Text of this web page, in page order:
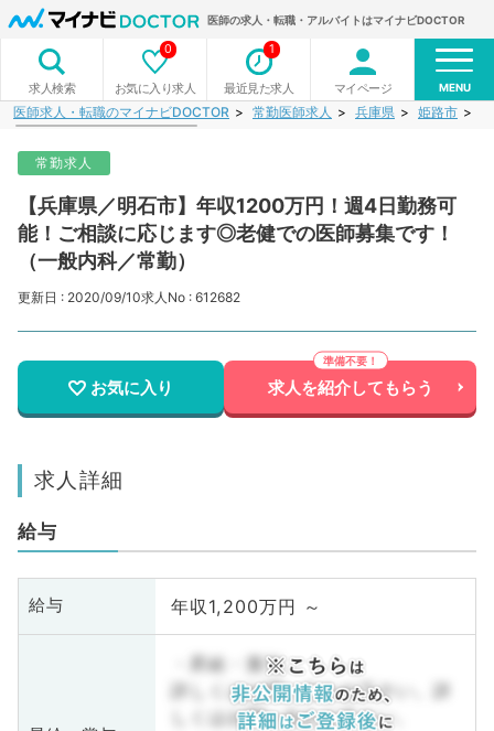
医師の求人・転職・アルバイトはマイナビDOCTOR
求人検索 お気に入り求人
0
最近見た求人
1
マイページ MENU
医師求人・転職のマイナビDOCTOR 常勤医師求人 兵庫県 姫路市
常勤求人
【兵庫県／明石市】年収1200万円！週4日勤務可
能！ご相談に応じます◎老健での医師募集です！
（一般内科／常勤）
更新日 : 2020/09/10求人No : 612682
お気に入り 求人を紹介してもらう
求人詳細
給与
給与 年収1,200万円 ～
・昇給・賞与
詳しくはお問い合わせ下さい。詳
しくはお問い合わせ下さい。